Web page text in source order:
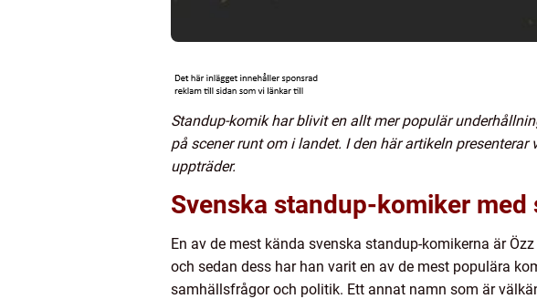
Standup-komik har blivit en allt mer populär
på scener runt om i landet. I den här artikeln
uppträder.
Svenska standup-komiker med
En av de mest kända svenska standup-komikerna är
och sedan dess har han varit en av de mest populära
samhällsfrågor och politik. Ett annat namn som är